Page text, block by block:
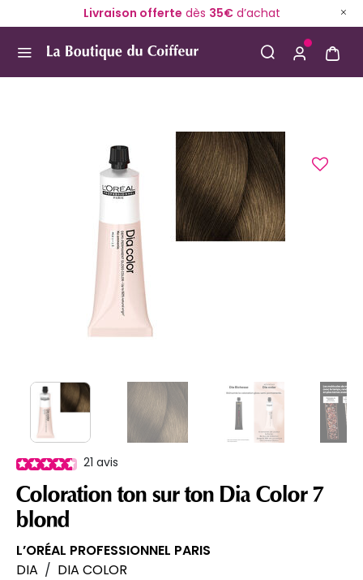
Livraison offerte dès 35€d’achat
21 avis
Coloration ton sur ton Dia Color 7
blond
L’ORÉAL PROFESSIONNEL PARIS
DIA / DIA COLOR